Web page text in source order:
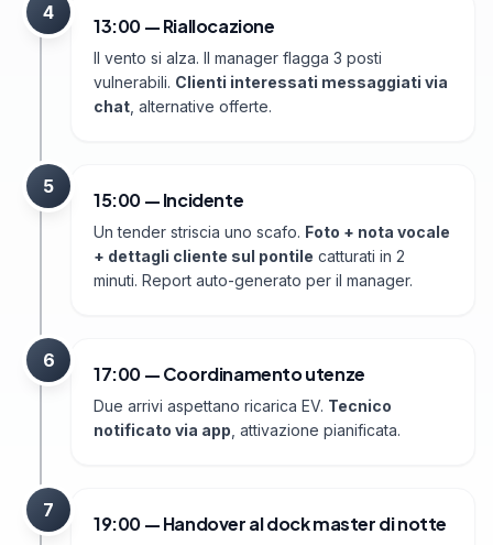
4
13:00 — Riallocazione
Il vento si alza. Il manager flagga 3 posti
vulnerabili. Clienti interessati messaggiati via
chat , alternative offerte.
5
15:00 — Incidente
Un tender striscia uno scafo. Foto + nota vocale
+ dettagli cliente sul pontile catturati in 2
minuti. Report auto-generato per il manager.
6
17:00 — Coordinamento utenze
Due arrivi aspettano ricarica EV. Tecnico
notificato via app , attivazione pianificata.
7
19:00 — Handover al dock master di notte